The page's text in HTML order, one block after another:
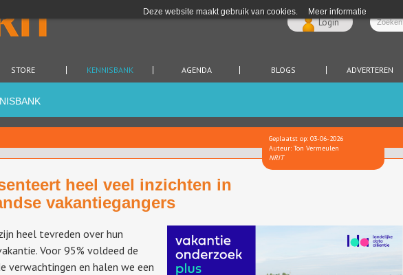
Deze website maakt gebruik van cookies. Meer informatie
Login
STORE KENNISBANK AGENDA BLOGS ADVERTEREN
Geplaatst op: 03-06-2026
Auteur: Ton Vermeulen
NRIT
heel veel inzichten in
vakantiegangers
heel tevreden over hun
Voor 95% voldeed de
verwachtingen en halen we een